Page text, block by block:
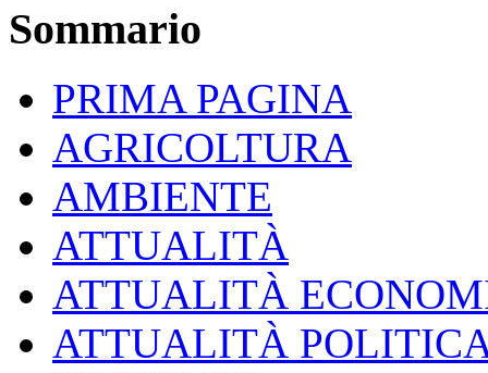
Sommario
PRIMA PAGINA
AGRICOLTURA
AMBIENTE
ATTUALITÀ
ATTUALITÀ
ATTUALITÀ